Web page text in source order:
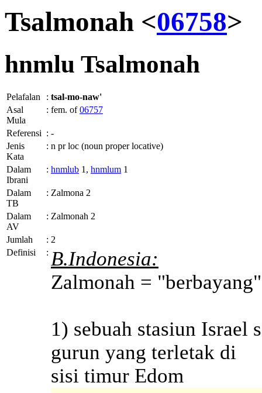
Tsalmonah <06758>
hnmlu Tsalmonah
Pelafalan : tsal-mo-naw'
Asal
Mula
: fem. of06757
Referensi : -
Jenis
Kata
: n pr loc (noun proper locative)
Dalam
Ibrani
: hnmlub 1, hnmlum 1
Dalam
TB
: Zalmona 2
Dalam
AV
: Zalmonah 2
Jumlah : 2
Definisi
: B.Indonesia:
Zalmonah = "berbayang"
1) sebuah stasiun Israel
gurun yang terletak di
sisi timur Edom